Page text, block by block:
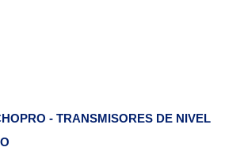
- TRANSMISORES DE NIVEL